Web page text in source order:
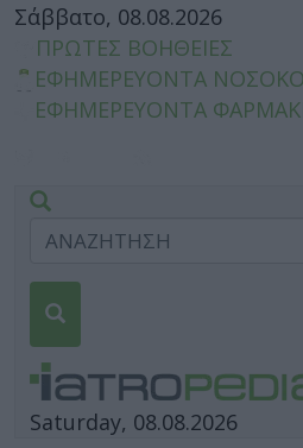
Σάββατο, 08.08.2026
ΠΡΩΤΕΣ ΒΟΗΘΕΙΕΣ
ΕΦΗΜΕΡΕΥΟΝΤΑ
ΕΦΗΜΕΡΕΥΟΝΤΑ
Saturday, 08.08.2026